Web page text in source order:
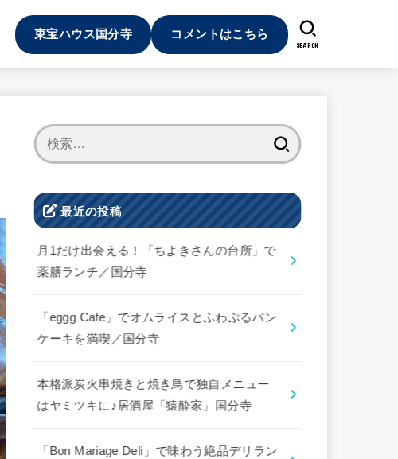
東宝ハウス国分寺 コメントはこちら
SEARCH
最近の投稿
月1だけ出会える！「ちよきさんの台所」で
薬膳ランチ／国分寺
「eggg Cafe」でオムライスとふわぷるパン
ケーキを満喫／国分寺
本格派炭火串焼きと焼き鳥で独自メニュー
はヤミツキに♪居酒屋「猿酔家」国分寺
「Bon Mariage Deli」で味わう絶品デリラン